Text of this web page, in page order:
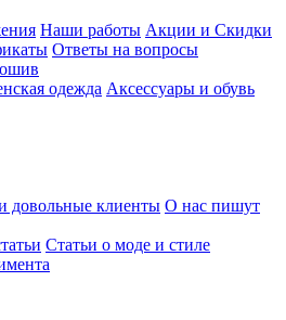
Наши работы Акции и Скидки
Ответы на вопросы
одежда Аксессуары и обувь
довольные клиенты О нас пишут
Статьи о моде и стиле